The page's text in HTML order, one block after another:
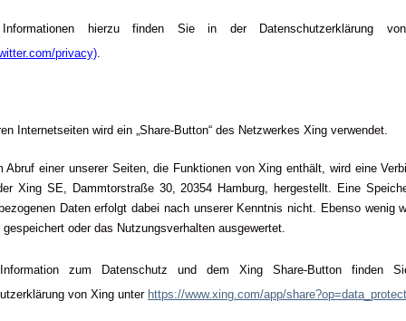
Informationen hierzu finden Sie in der Datenschutzerklärung
privacy).
Internetseiten wird ein „Share-Button“ des Netzwerkes Xing verwendet.
Abruf einer unserer Seiten, die Funktionen von Xing enthält, wird eine
Xing SE, Dammtorstraße 30, 20354 Hamburg, hergestellt. Eine
Daten erfolgt dabei nach unserer Kenntnis nicht. Ebenso wenig
oder das Nutzungsverhalten ausgewertet.
zum Datenschutz und dem Xing Share-Button finden
von Xing unter https://www.xing.com/app/